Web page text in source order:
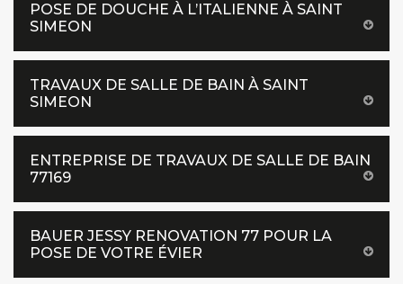
POSE DE DOUCHE À L’ITALIENNE À SAINT
SIMEON
TRAVAUX DE SALLE DE BAIN À SAINT
SIMEON
ENTREPRISE DE TRAVAUX DE SALLE DE BAIN
77169
BAUER JESSY RENOVATION 77 POUR LA
POSE DE VOTRE ÉVIER